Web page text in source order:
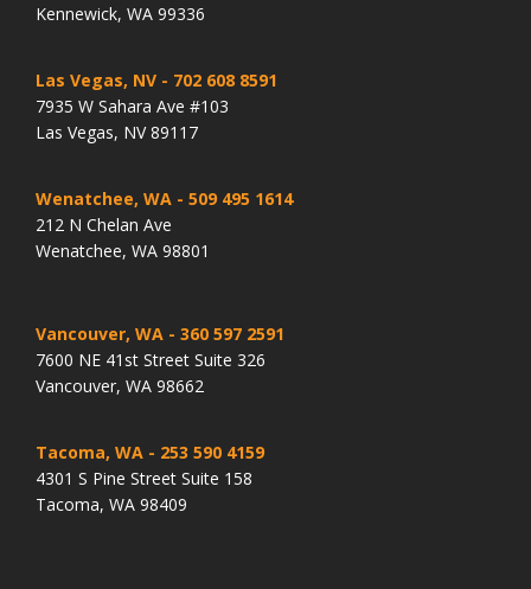
Kennewick, WA 99336
Las Vegas, NV - 702 608 8591
7935 W Sahara Ave #103
Las Vegas, NV 89117
Wenatchee, WA - 509 495 1614
212 N Chelan Ave
Wenatchee, WA 98801
Vancouver, WA - 360 597 2591
7600 NE 41st Street Suite 326
Vancouver, WA 98662
Tacoma, WA - 253 590 4159
4301 S Pine Street Suite 158
Tacoma, WA 98409